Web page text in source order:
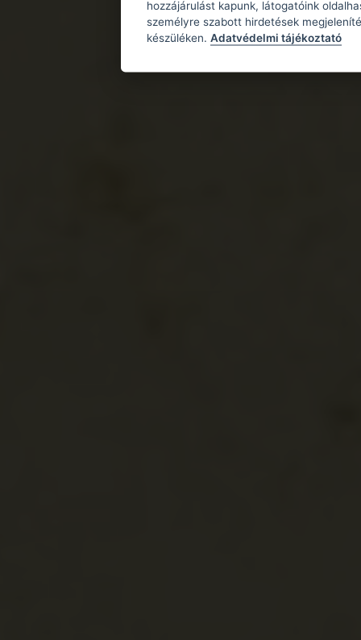
hozzájárulást kapunk, látogatóink
személyre szabott hirdetések
készüléken. Adatvédelmi tájékoztató